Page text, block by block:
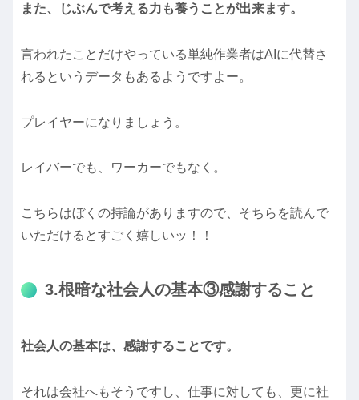
また、じぶんで考える力も養うことが出来ます。
言われたことだけやっている単純作業者はAIに代替さ
れるというデータもあるようですよー。
プレイヤーになりましょう。
レイバーでも、ワーカーでもなく。
こちらはぼくの持論がありますので、そちらを読んで
いただけるとすごく嬉しいッ！！
3.根暗な社会人の基本③感謝すること
社会人の基本は、感謝することです。
それは会社へもそうですし、仕事に対しても、更に社